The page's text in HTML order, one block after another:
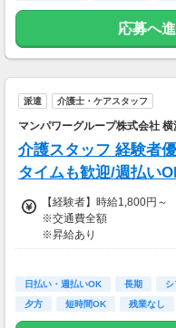
負担 ※敷地外徒歩1分）
応募へ
派遣 介護士・ケアスタッフ
マンパワーグループ株式会社 横
介護スタッフ 経験者
タイムも歓迎/週払い
【経験者】時給1,800円～
※交通費全額
※昇給あり
◎日勤／経験者の場合
・日収(1,800*8)円（時給
日払い・週払いOK 長期 シ
夕方
短時間OK 残業なし